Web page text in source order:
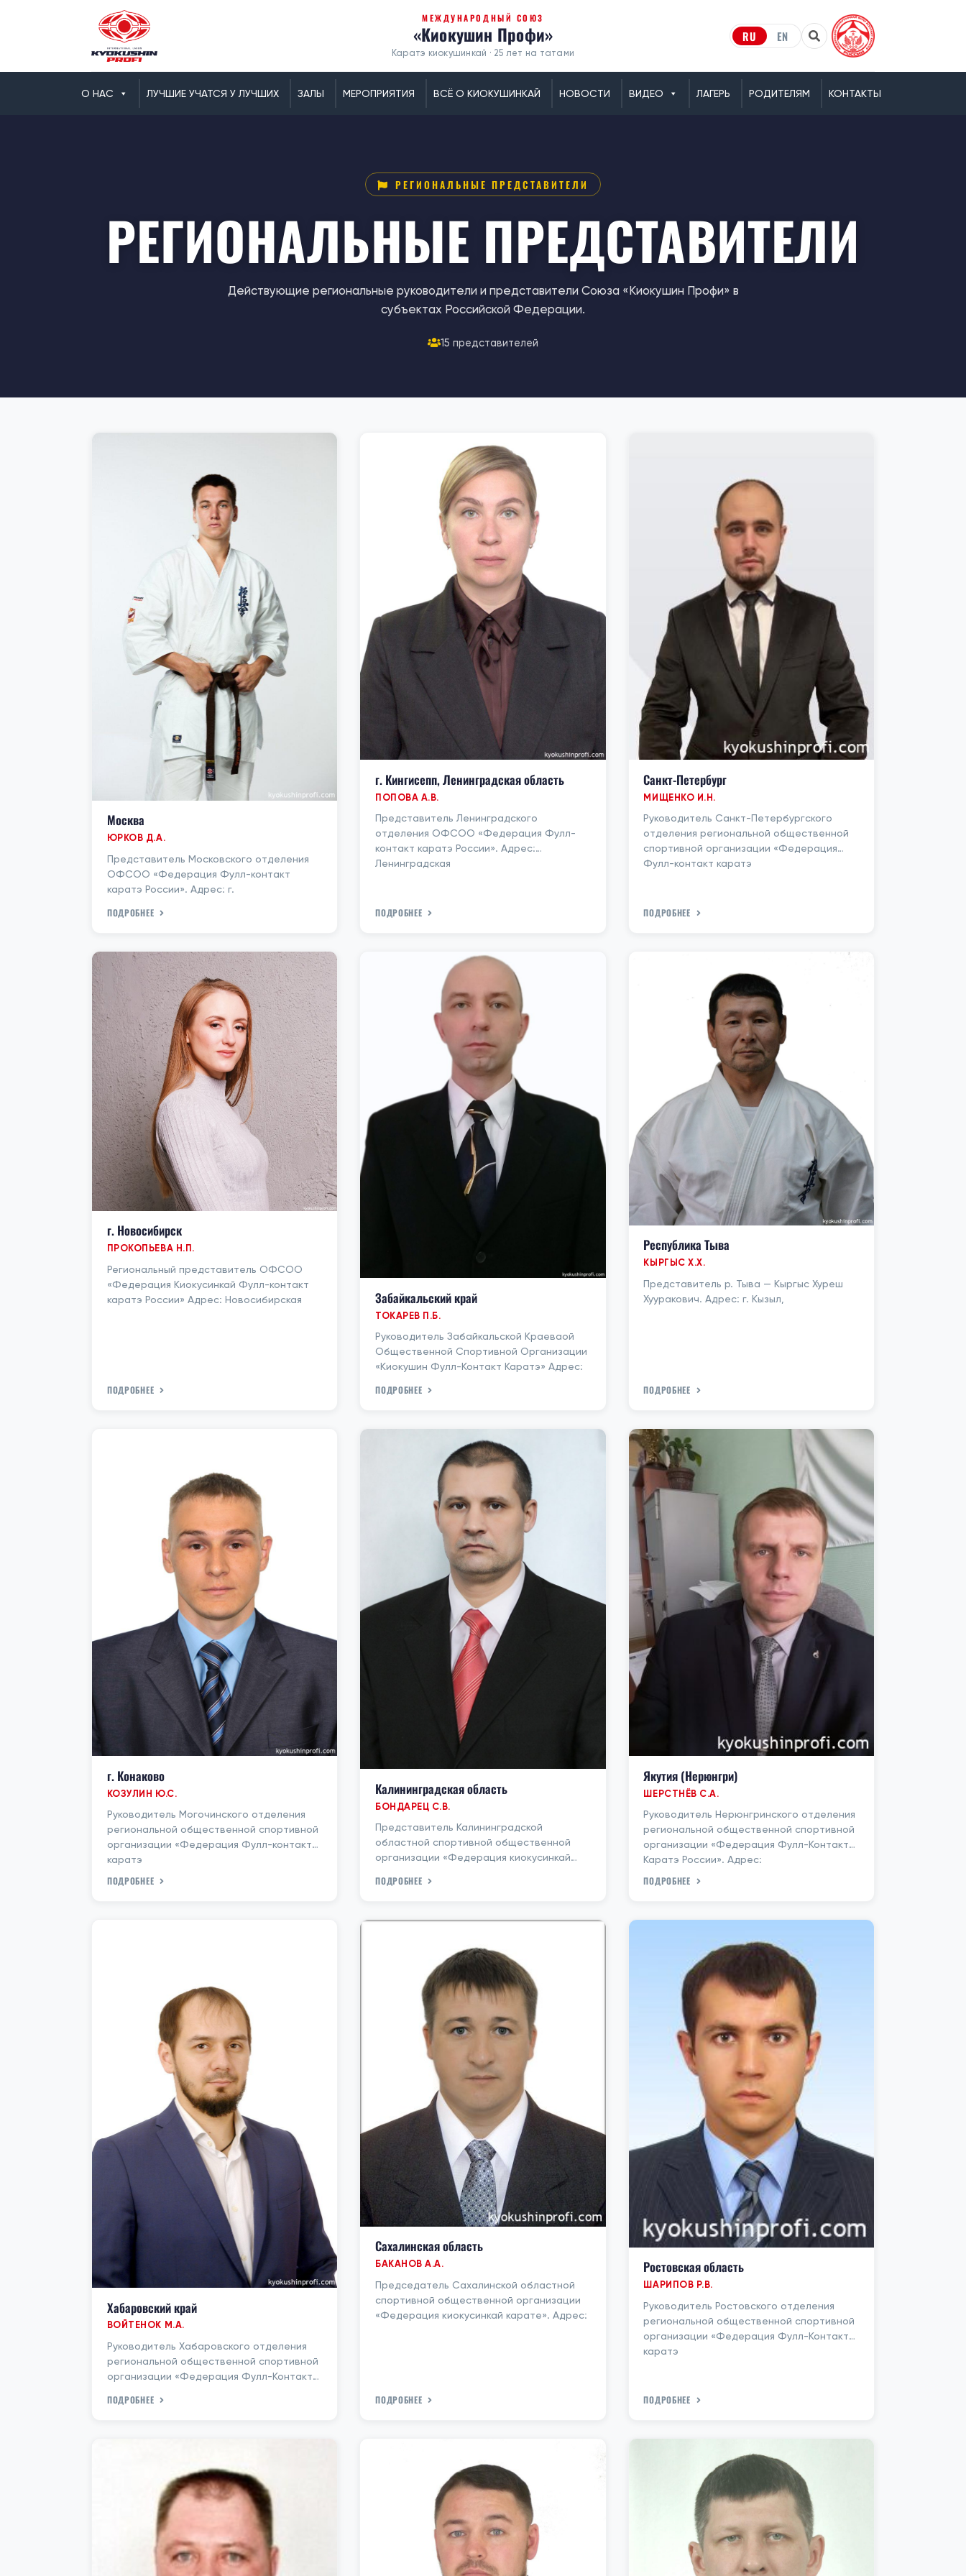
МЕЖДУНАРОДНЫЙ СОЮЗ
«Киокушин Профи»
Каратэ киокушинкай · 25 лет на татами
RU EN
О НАС ЛУЧШИЕ УЧАТСЯ У ЛУЧШИХ ЗАЛЫ МЕРОПРИЯТИЯ ВСЁ О КИОКУШИНКАЙ НОВОСТИ ВИДЕО ЛАГЕРЬ РОДИТЕЛЯМ КОНТАКТЫ
РЕГИОНАЛЬНЫЕ ПРЕДСТАВИТЕЛИ
РЕГИОНАЛЬНЫЕ ПРЕДСТАВИТЕЛИ
Действующие региональные руководители и представители Союза «Киокушин Профи» в
субъектах Российской Федерации.
15 представителей
Москва
ЮРКОВ Д.А.
Представитель Московского отделения
ОФСОО «Федерация Фулл-контакт
каратэ России». Адрес: г.
ПОДРОБНЕЕ
г. Кингисепп, Ленинградская область
ПОПОВА А.В.
Представитель Ленинградского
отделения ОФСОО «Федерация Фулл-
контакт каратэ России». Адрес:
Ленинградская
ПОДРОБНЕЕ
Санкт-Петербург
МИЩЕНКО И.Н.
Руководитель Санкт-Петербургского
отделения региональной общественной
спортивной организации «Федерация
Фулл-контакт каратэ
ПОДРОБНЕЕ
г. Новосибирск
ПРОКОПЬЕВА Н.П.
Региональный представитель ОФСОО
«Федерация Киокусинкай Фулл-контакт
каратэ России» Адрес: Новосибирская
ПОДРОБНЕЕ
Забайкальский край
ТОКАРЕВ П.Б.
Руководитель Забайкальской Краеваой
Общественной Спортивной Организации
«Киокушин Фулл-Контакт Каратэ» Адрес:
ПОДРОБНЕЕ
Республика Тыва
КЫРГЫС Х.Х.
Представитель р. Тыва — Кыргыс Хуреш
Хууракович. Адрес: г. Кызыл,
ПОДРОБНЕЕ
г. Конаково
КОЗУЛИН Ю.С.
Руководитель Могочинского отделения
региональной общественной спортивной
организации «Федерация Фулл-контакт
каратэ
ПОДРОБНЕЕ
Калининградская область
БОНДАРЕЦ С.В.
Представитель Калининградской
областной спортивной общественной
организации «Федерация киокусинкай
ПОДРОБНЕЕ
Якутия (Нерюнгри)
ШЕРСТНЁВ С.А.
Руководитель Нерюнгринского отделения
региональной общественной спортивной
организации «Федерация Фулл-Контакт
Каратэ России». Адрес:
ПОДРОБНЕЕ
Хабаровский край
ВОЙТЕНОК М.А.
Руководитель Хабаровского отделения
региональной общественной спортивной
организации «Федерация Фулл-Контакт
ПОДРОБНЕЕ
Сахалинская область
БАКАНОВ А.А.
Председатель Сахалинской областной
спортивной общественной организации
«Федерация киокусинкай карате». Адрес:
ПОДРОБНЕЕ
Ростовская область
ШАРИПОВ Р.В.
Руководитель Ростовского отделения
региональной общественной спортивной
организации «Федерация Фулл-Контакт
каратэ
ПОДРОБНЕЕ